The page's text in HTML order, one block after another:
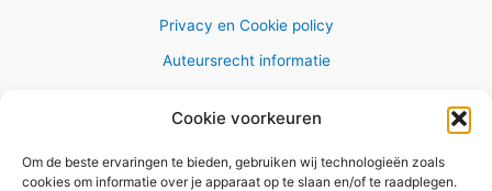
Cookie voorkeuren
Om de beste ervaringen te bieden, gebruiken wij technologieën zoals
cookies om informatie over je apparaat op te slaan en/of te raadplegen.
Privacy en Cookie policy
Auteursrecht informatie
Copyright © 2026 AlleWandelRoutes.nl